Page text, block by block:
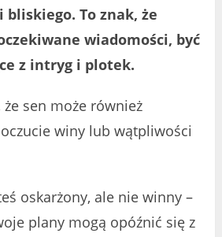
bliskiego. To znak, że
wiadomości, być
z intryg i plotek.
że sen może również
winy lub wątpliwości
oskarżony, ale nie winny –
plany mogą opóźnić się z